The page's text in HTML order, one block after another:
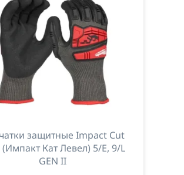
защитные Impact Cut
(Импакт Кат Левел) 5/E, 9/L
GEN II